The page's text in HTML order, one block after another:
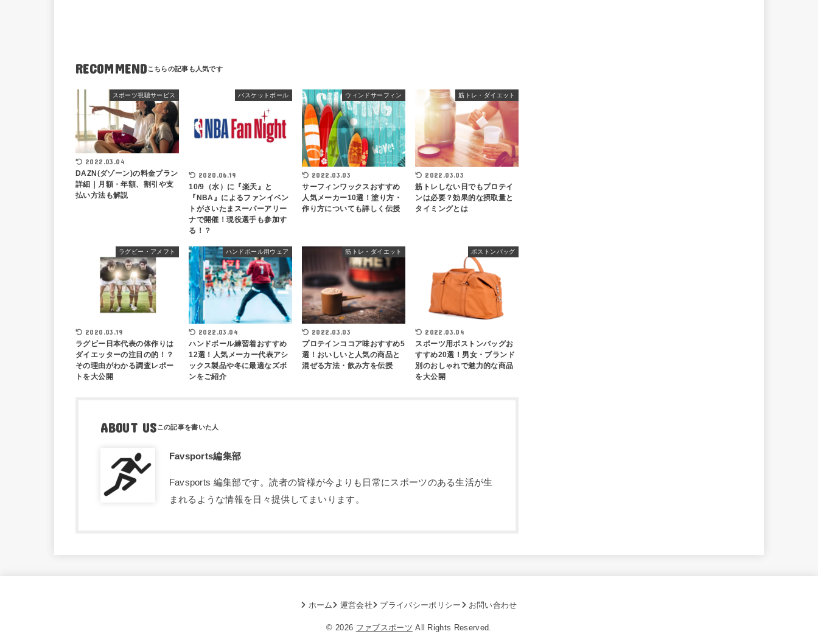
RECOMMEND
スポーツ視聴サービス
2022.03.04
DAZN(ダゾーン)の料金プラン
詳細｜月額・年額、割引や支
払い方法も解説
バスケットボール
2020.06.19
10/9（水）に『楽天』と
『NBA』によるファンイベン
トがさいたまスーパーアリー
ナで開催！現役選手も参加す
る！？
ウィンドサーフィン
2022.03.03
サーフィンワックスおすすめ
人気メーカー10選！塗り方・
作り方についても詳しく伝授
筋トレ・ダイエット
2022.03.03
筋トレしない日でもプロテイ
ンは必要？効果的な摂取量と
タイミングとは
ラグビー・アメフト
2020.03.19
ラグビー日本代表の体作りは
ダイエッターの注目の的！？
その理由がわかる調査レポー
トを大公開
ハンドボール用ウェア
2022.03.04
ハンドボール練習着おすすめ
12選！人気メーカー代表アシ
ックス製品や冬に最適なズボ
ンをご紹介
筋トレ・ダイエット
2022.03.03
プロテインココア味おすすめ5
選！おいしいと人気の商品と
混ぜる方法・飲み方を伝授
ボストンバッグ
2022.03.04
スポーツ用ボストンバッグお
すすめ20選！男女・ブランド
別のおしゃれで魅力的な商品
を大公開
ABOUT US
Favsports編集部
Favsports 編集部です。読者の皆様が今よりも日常にスポーツのある生活が生
まれるような情報を日々提供してまいります。
ホーム 運営会社 プライバシーポリシー お問い合わせ
© 2026 ファブスポーツ All Rights Reserved.